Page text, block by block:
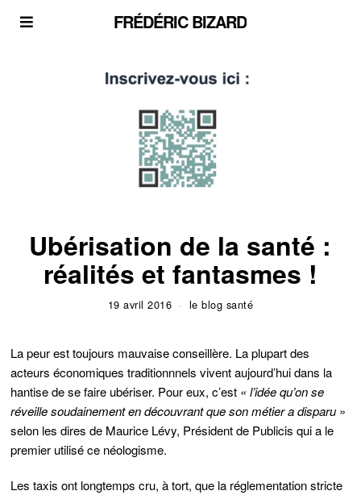
FRÉDÉRIC BIZARD
Ubérisation de la santé :
réalités et fantasmes !
19 avril 2016 le blog santé
La peur est toujours mauvaise conseillère. La plupart des
acteurs économiques traditionnnels vivent aujourd’hui dans la
hantise de se faire ubériser. Pour eux, c’est « l’idée qu’on se
réveille soudainement en découvrant que son métier a disparu »
selon les dires de Maurice Lévy, Président de Publicis qui a le
premier utilisé ce néologisme.
Les taxis ont longtemps cru, à tort, que la réglementation stricte